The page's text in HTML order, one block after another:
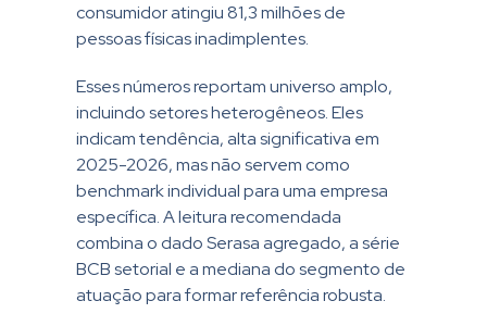
consumidor atingiu 81,3 milhões de
pessoas físicas inadimplentes.
Esses números reportam universo amplo,
incluindo setores heterogêneos. Eles
indicam tendência, alta significativa em
2025-2026, mas não servem como
benchmark individual para uma empresa
específica. A leitura recomendada
combina o dado Serasa agregado, a série
BCB setorial e a mediana do segmento de
atuação para formar referência robusta.